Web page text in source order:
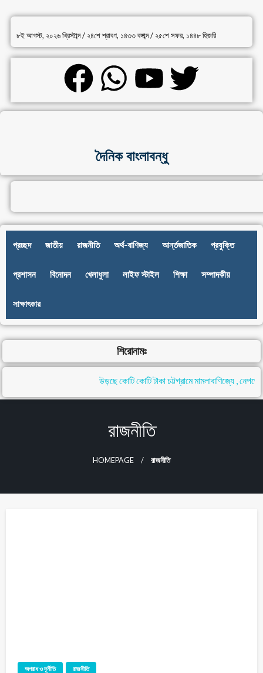
৮ই আগস্ট, ২০২৬ খ্রিস্টাব্দ / ২৪শে শ্রাবণ, ১৪৩৩ বঙ্গাব্দ / ২৫শে সফর, ১৪৪৮ হিজরি
দৈনিক বাংলাবন্ধু
প্রচ্ছদ জাতীয় রাজনীতি অর্থ-বাণিজ্য আর্ন্তজাতিক প্রযুক্তি
প্রশাসন বিনোদন খেলাধুলা লাইফ স্টাইল শিক্ষা সম্পাদকীয়
সাক্ষাৎকার
শিরোনামঃ
উড়ছে কোটি কোটি টাকা চট্টগ্রামে মামলাবাণিজ্যে , নেপথ্যে
রাজনীতি
HOMEPAGE রাজনীতি
অপরাধ ও দূর্নীতি রাজনীতি